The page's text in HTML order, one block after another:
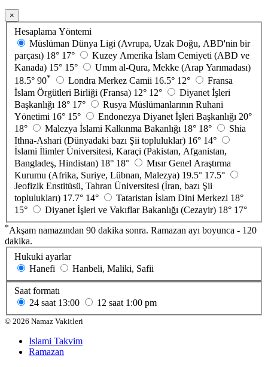
×
Hesaplama Yöntemi
Müslüman Dünya Ligi (Avrupa, Uzak Doğu, ABD'nin bir
parçası) 18° 17°
Kuzey Amerika İslam Cemiyeti (ABD ve
Kanada) 15° 15°
Umm al-Qura, Mekke (Arap Yarımadası)
18.5° 90* Londra Merkez Camii 16.5° 12°
Fransa
İslam Örgütleri Birliği (Fransa) 12° 12°
Diyanet İşleri
Başkanlığı 18° 17°
Rusya Müslümanlarının Ruhani
Yönetimi 16° 15° Endonezya Diyanet İşleri Başkanlığı 20°
18°
Malezya İslami Kalkınma Bakanlığı 18° 18°
Shia
Ithna-Ashari (Dünyadaki bazı Şii topluluklar) 16° 14°
İslami İlimler Üniversitesi, Karaçi (Pakistan, Afganistan,
Bangladeş, Hindistan) 18° 18°
Mısır Genel Araştırma
Kurumu (Afrika, Suriye, Lübnan, Malezya) 19.5° 17.5°
Jeofizik Enstitüsü, Tahran Üniversitesi (İran, bazı Şii
toplulukları) 17.7° 14° Tataristan İslam Dini Merkezi 18°
15°
Diyanet İşleri ve Vakıflar Bakanlığı (Cezayir) 18° 17°
*Akşam namazından 90 dakika sonra. Ramazan ayı boyunca - 120
dakika.
Hukuki ayarlar
Hanefi
Hanbeli, Maliki, Safii
Saat formatı
24 saat 13:00 12 saat 1:00 pm
© 2026 Namaz Vakitleri
Islami Takvim
Ramazan